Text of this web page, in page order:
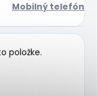
Mobilný telefón
položke.